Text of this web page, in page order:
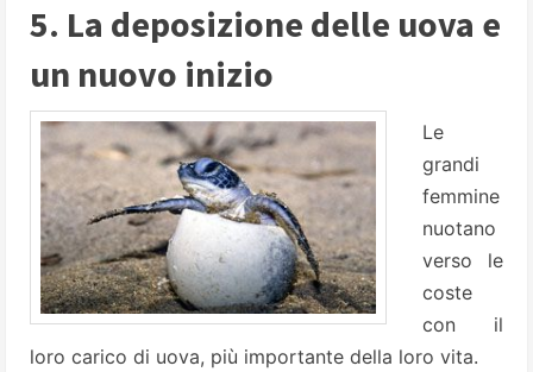
5. La deposizione delle uova e
un nuovo inizio
Le
grandi
femmine
nuotano
verso le
coste
con il
loro carico di uova, più importante della loro vita.